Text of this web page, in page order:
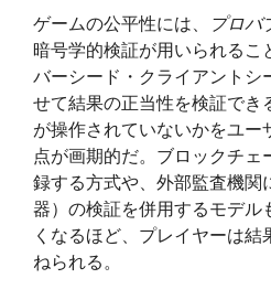
ゲームの公平性には、 プロバ
暗号学的検証が用いられるこ
バーシード・クライアントシ
せて結果の正当性を検証でき
が操作されていないかをユー
点が画期的だ。ブロックチ
録する方式や、外部監査機関
器）の検証を併用するモデル
くなるほど、プレイヤーは
ねられる。